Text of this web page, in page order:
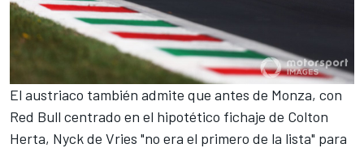
El austriaco también admite que antes de Monza, con
Red Bull centrado en el hipotético fichaje de Colton
Herta, Nyck de Vries "no era el primero de la lista" para